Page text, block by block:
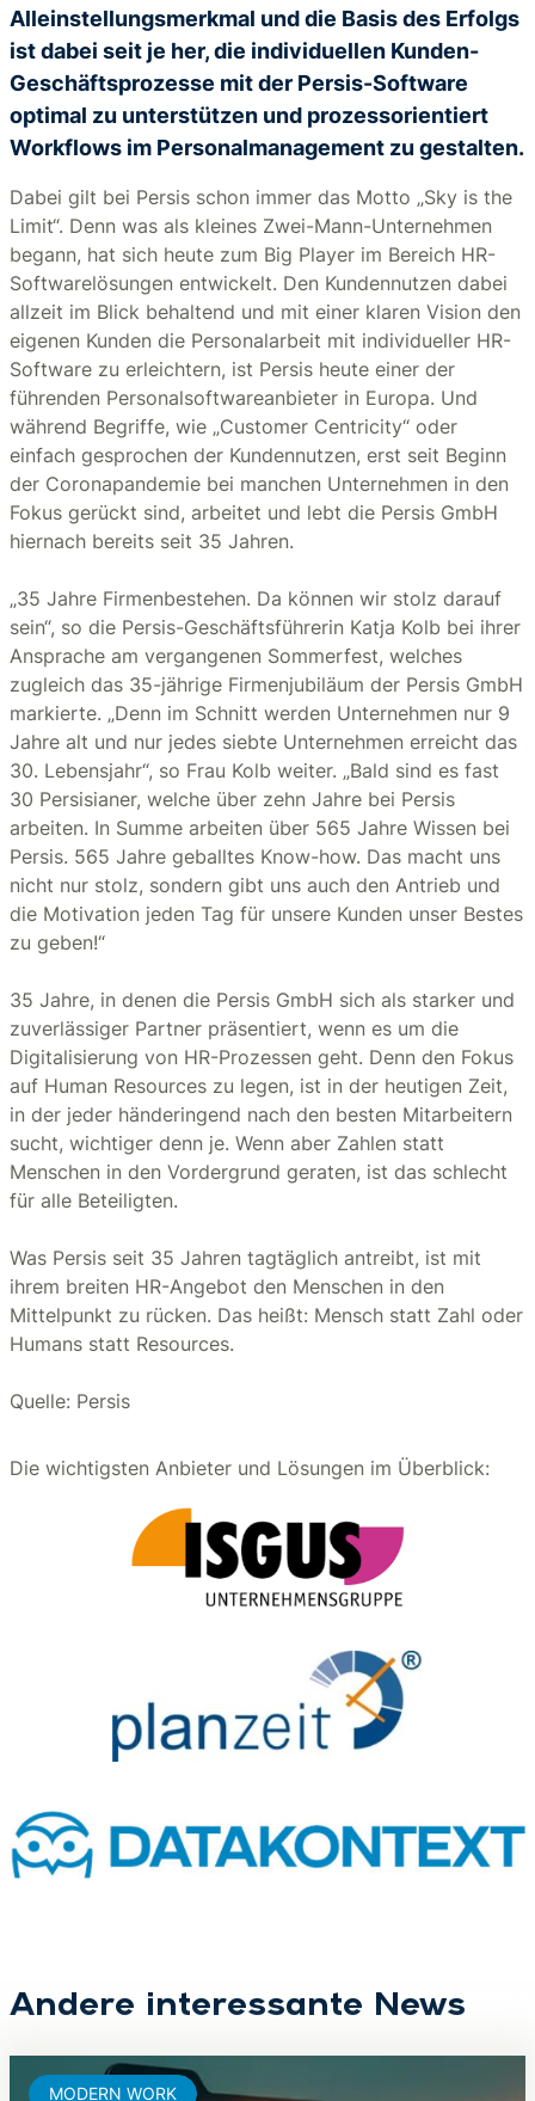
Alleinstellungsmerkmal und die Basis des Erfolgs
ist dabei seit je her, die individuellen Kunden-
Geschäftsprozesse mit der Persis-Software
optimal zu unterstützen und prozessorientiert
Workflows im Personalmanagement zu gestalten.
Dabei gilt bei Persis schon immer das Motto „Sky is the
Limit“. Denn was als kleines Zwei-Mann-Unternehmen
begann, hat sich heute zum Big Player im Bereich HR-
Softwarelösungen entwickelt. Den Kundennutzen dabei
allzeit im Blick behaltend und mit einer klaren Vision den
eigenen Kunden die Personalarbeit mit individueller HR-
Software zu erleichtern, ist Persis heute einer der
führenden Personalsoftwareanbieter in Europa. Und
während Begriffe, wie „Customer Centricity“ oder
einfach gesprochen der Kundennutzen, erst seit Beginn
der Coronapandemie bei manchen Unternehmen in den
Fokus gerückt sind, arbeitet und lebt die Persis GmbH
hiernach bereits seit 35 Jahren.
„35 Jahre Firmenbestehen. Da können wir stolz darauf
sein“, so die Persis-Geschäftsführerin Katja Kolb bei ihrer
Ansprache am vergangenen Sommerfest, welches
zugleich das 35-jährige Firmenjubiläum der Persis GmbH
markierte. „Denn im Schnitt werden Unternehmen nur 9
Jahre alt und nur jedes siebte Unternehmen erreicht das
30. Lebensjahr“, so Frau Kolb weiter. „Bald sind es fast
30 Persisianer, welche über zehn Jahre bei Persis
arbeiten. In Summe arbeiten über 565 Jahre Wissen bei
Persis. 565 Jahre geballtes Know-how. Das macht uns
nicht nur stolz, sondern gibt uns auch den Antrieb und
die Motivation jeden Tag für unsere Kunden unser Bestes
zu geben!“
35 Jahre, in denen die Persis GmbH sich als starker und
zuverlässiger Partner präsentiert, wenn es um die
Digitalisierung von HR-Prozessen geht. Denn den Fokus
auf Human Resources zu legen, ist in der heutigen Zeit,
in der jeder händeringend nach den besten Mitarbeitern
sucht, wichtiger denn je. Wenn aber Zahlen statt
Menschen in den Vordergrund geraten, ist das schlecht
für alle Beteiligten.
Was Persis seit 35 Jahren tagtäglich antreibt, ist mit
ihrem breiten HR-Angebot den Menschen in den
Mittelpunkt zu rücken. Das heißt: Mensch statt Zahl oder
Humans statt Resources.
Quelle: Persis
Die wichtigsten Anbieter und Lösungen im Überblick:
Andere interessante News
MODERN WORK